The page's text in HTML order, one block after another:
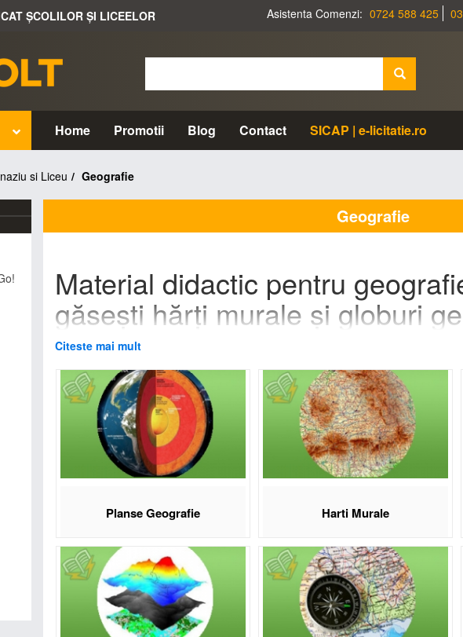
ȘCOLILOR ȘI LICEELOR Asistenta Comenzi: 0724 588 425
Home Promotii Blog Contact SICAP | e-licitatie.ro
si Liceu Geografie
Geografie
Material didactic pentru
găsești hărți murale și globuri
școală?
Eduvolt pune la dispoziție cel mai complet sortiment de material didactic pentru
murale, planșe, globuri geografice, modele și machete, atlase și pachete de hărți
Hărțile murale acoperă toate continentele: România, Europa, America de Nord și
disponibile în variante politice, fizice, mute și istorice. Atlasele geografice
să dezactiveze legende, să schimbe elemente și să genereze nenumărate tipuri
geografice completează gama pentru predarea vizuală a geografiei fizice și politice.
Hărți murale politice, fizice și mute pentru toate continentele și România
Globuri geografice pentru lecții de geografie fizică și politică
Atlase geografice interactive pe CD, cu animații și legende configurabile
Planșe de geografie aliniate programei școlare de gimnaziu și liceu
Modele și machete geografice pentru predarea reliefului și fenomenelor
Citeste mai mult
Planse Geografie Harti Murale